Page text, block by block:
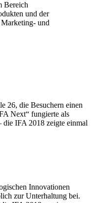
Bereich
und der
Marketing- und
26, die Besuchern einen
Next“ fungierte als
die IFA 2018 zeigte einmal
Innovationen
zur Unterhaltung bei.